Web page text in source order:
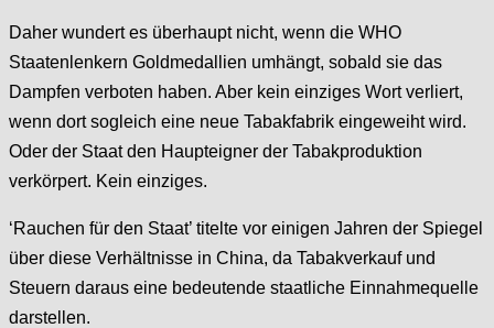
Daher wundert es überhaupt nicht, wenn die WHO
Staatenlenkern Goldmedallien umhängt, sobald sie das
Dampfen verboten haben. Aber kein einziges Wort verliert,
wenn dort sogleich eine neue Tabakfabrik eingeweiht wird.
Oder der Staat den Haupteigner der Tabakproduktion
verkörpert. Kein einziges.
‘Rauchen für den Staat’ titelte vor einigen Jahren der Spiegel
über diese Verhältnisse in China, da Tabakverkauf und
Steuern daraus eine bedeutende staatliche Einnahmequelle
darstellen.